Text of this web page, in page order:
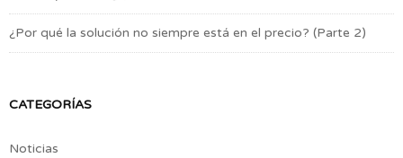
¿Por qué la solución no siempre está en el precio? (Parte 2)
CATEGORÍAS
Noticias